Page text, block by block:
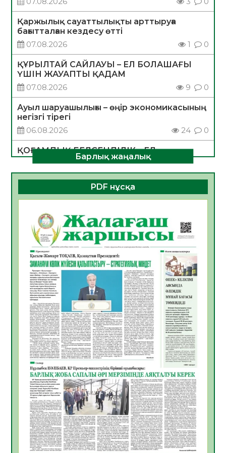
Қаржылық сауаттылықты арттыруға
бағытталған кездесу өтті
07.08.2026
1 0
ҚҰРЫЛТАЙ САЙЛАУЫ – ЕЛ БОЛАШАҒЫ
ҮШІН ЖАУАПТЫ ҚАДАМ
07.08.2026
9 0
Ауыл шаруашылығы – өңір экономикасының
негізгі тірегі
06.08.2026
24 0
ҚОҒАМДЫҚ БЕЛСЕНДІЛІК – ЕЛ
ДАМУЫНЫҢ НЕГІЗІ
06.08.2026
22 0
ҚҰРЫЛТАЙ САЙЛАУЫ – БОЛАШАҚҚА
06.08.2026
Инфекциялық ауруларға қарсы иммундау
жұмыстарының тиімділігі
06.08.2026
26
Көкжөтел ауруы туралы
06.08.2026
23
АПВ вакцинасы туралы мәлімет
06.08.2026
24
Open Air: Қызылорда облысы полиция
департаменті 20 мыңнан астам
көрерменнің қауіпсіздігін қамтамасыз етті
06.08.2026
36
ҚЫЗЫЛОРДАДА «САНАЛЫ ҰРПАҚ –
ЖАРҚЫН БОЛАШАҚ» АТТЫ КЕҢЕЙТІЛГЕН
МӘЖІЛІС ӨТТІ
05.08.2026
36
Барлық жаңалық
PDF нұсқа